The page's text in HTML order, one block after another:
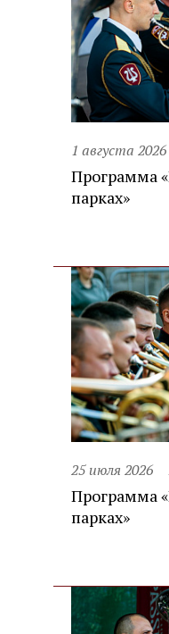
1 августа 2026
Программа
парках»
25 июля 2026
Программа
парках»